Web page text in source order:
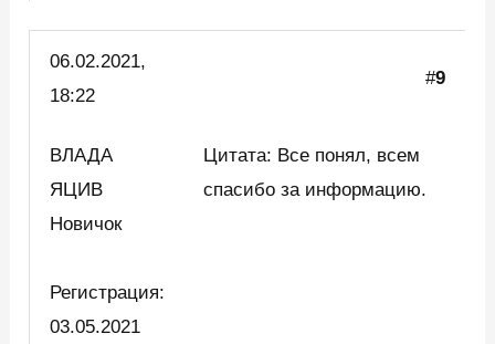
06.02.2021,
18:22
#9
ВЛАДА
ЯЦИВ
Новичок
Регистрация:
03.05.2021
Цитата: Все понял, всем
спасибо за информацию.